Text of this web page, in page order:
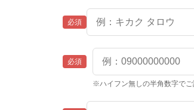
必須
必須
※ハイフン無しの半角数字でご